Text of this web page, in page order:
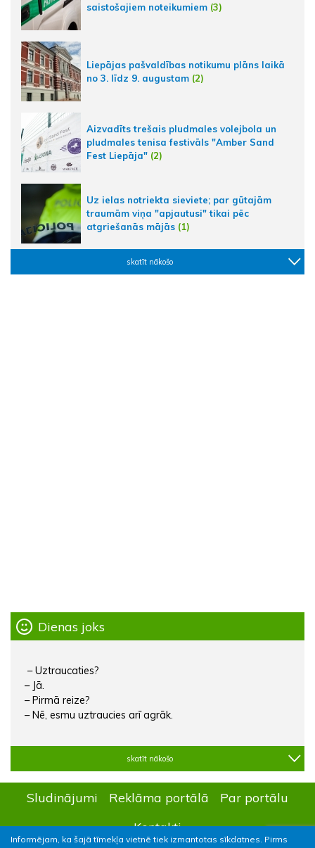
Informējam, ka šajā tīmekļa vietnē tiek izmantotas sīkdatnes. Pirms
saistošajiem noteikumiem (3)
Liepājas pašvaldības notikumu plāns laikā
no 3. līdz 9. augustam (2)
Aizvadīts trešais pludmales volejbola un
pludmales tenisa festivāls "Amber Sand
Fest Liepāja" (2)
Uz ielas notriekta sieviete; par gūtajām
traumām viņa "apjautusi" tikai pēc
atgriešanās mājās (1)
skatīt nākošo
Dienas joks
– Uztraucaties?
– Jā.
– Pirmā reize?
– Nē, esmu uztraucies arī agrāk.
skatīt nākošo
Sludinājumi Reklāma portālā
Par portālu
Kontakti